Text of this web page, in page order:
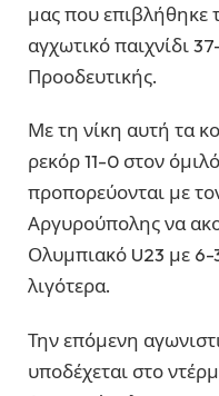
μας που επιβλήθηκε
αγχωτικό παιχνίδι
Προοδευτικής.
Με τη νίκη αυτή τα
ρεκόρ 11-0 στον
προπορεύονται με
Αργυρούπολης να
Ολυμπιακό U23 με 6-
λιγότερα.
Την επόμενη
υποδέχεται στο